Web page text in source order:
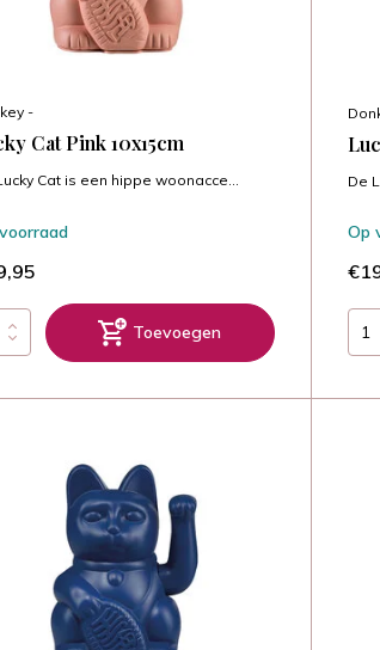
-
Cat Pink 10x15cm
Cat is een hippe woonacce...
Toevoegen
De
Op